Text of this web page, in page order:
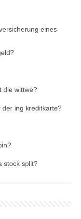
eines
die wittwe?
ing kreditkarte?
stock split?